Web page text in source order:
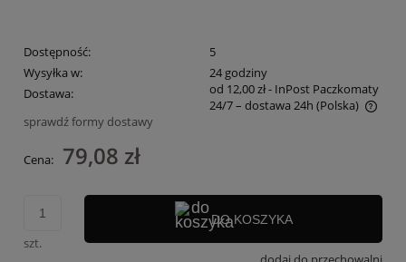
Dostępność:
5
Wysyłka w:
24 godziny
Dostawa:
od 12,00 zł- InPost Paczkomaty
24/7 – dostawa 24h (Polska)
Cena nie zawiera ewentualnych kosztów płatności
sprawdź formy dostawy
Cena: 79,08 zł
szt.
DO KOSZYKA